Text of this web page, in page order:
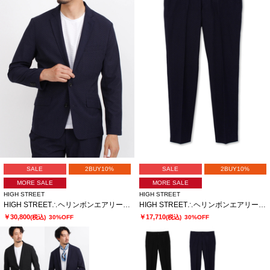
SALE 2BUY10%
MORE SALE
HIGH STREET
HIGH STREET∴ヘリンボンエアリーサッカーJK
￥30,800(税込) 30%OFF
SALE 2BUY10%
MORE SALE
HIGH STREET
HIGH STREET∴ヘリンボンエアリーサッカーイージーPT
￥17,710(税込) 30%OFF